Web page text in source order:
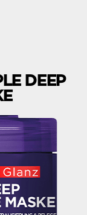
DEEP